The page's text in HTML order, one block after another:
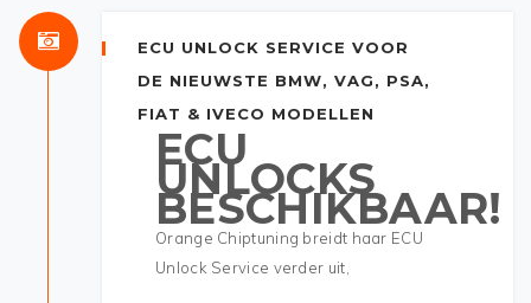
ECU UNLOCK SERVICE VOOR
DE NIEUWSTE BMW, VAG, PSA,
FIAT & IVECO MODELLEN
ECU
UNLOCKS
BESCHIKBAAR!
Orange Chiptuning breidt haar ECU
Unlock Service verder uit,